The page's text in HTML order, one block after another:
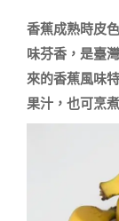
香蕉成熟時皮
味芬香，是臺
來的香蕉風味